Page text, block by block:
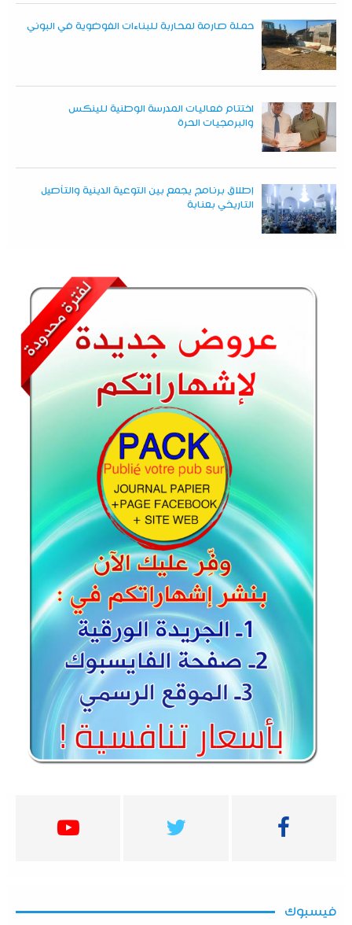
حملة صارمة لمحاربة للبناءات الفوضوية في البوني
اختتام فعاليات المدرسة الوطنية للينكس
والبرمجيات الحرة
إطلاق برنامج يجمع بين التوعية الدينية والتأصيل
التاريخي بعنابة
فيسبوك